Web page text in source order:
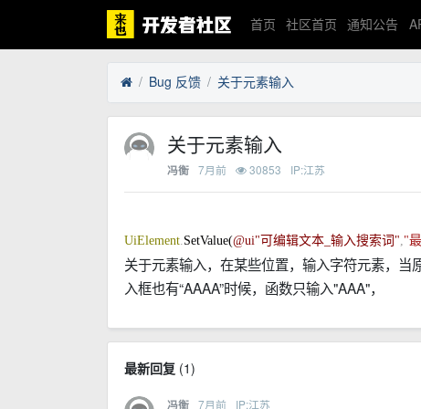
首页 社区首页 通知公告
Bug 反馈 关于元素输入
关于元素输入
冯衡 7月前 30853 IP:江苏
UiElement. SetValue(@ui"可编辑文本_输入搜索词" "
关于元素输入，在某些位置，输入字符元素，
入框也有“AAAA”时候，函数只输入"AAA"，
最新回复(1)
冯衡 7月前 IP:江苏